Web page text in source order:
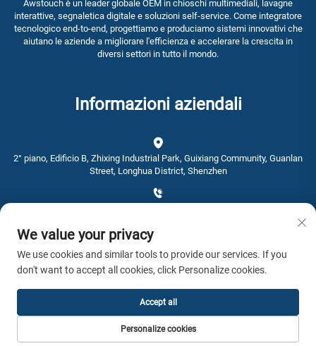
Awstouch è un leader globale OEM in chioschi multimediali, lavagne
interattive, segnaletica digitale e soluzioni self-service. Come integratore
tecnologico end-to-end, progettiamo e produciamo sistemi innovativi che
aiutano le aziende a migliorare l'efficienza e accelerare la crescita in
diversi settori in tutto il mondo.
Informazioni aziendali
2° piano, Edificio B, Zhixing Industrial Park, Guixiang Community, Guanlan
Street, Longhua District, Shenzhen
[email protected]
Copyright © 2026 AWSTOUCH Tutti i diritti riservati. - Informativa sulla
privacy
We value your privacy
We use cookies and similar tools to provide our services. If you
don't want to accept all cookies, click Personalize cookies.
Personalize cookies
Accept all